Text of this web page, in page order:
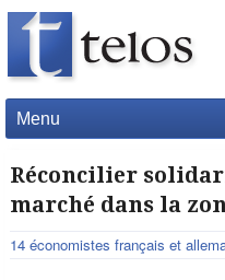
Menu
Réconcilier
marché dans la
14 économistes français et